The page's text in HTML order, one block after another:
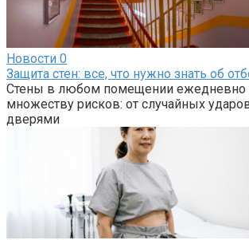
Новости 0
Защита стен: все, что нужно знать об
Стены в любом помещении ежедневно
множеству рисков: от случайных
дверями